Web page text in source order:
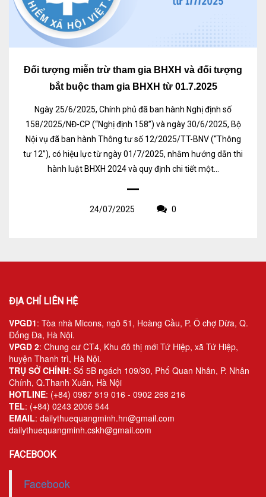
Đối tượng miễn trừ tham gia BHXH và đối tượng
bắt buộc tham gia BHXH từ 01.7.2025
Ngày 25/6/2025, Chính phủ đã ban hành Nghị định số
158/2025/NĐ-CP (“Nghị định 158”) và ngày 30/6/2025, Bộ
Nội vụ đã ban hành Thông tư số 12/2025/TT-BNV (“Thông
tư 12”), có hiệu lực từ ngày 01/7/2025, nhằm hướng dẫn thi
hành luật BHXH 2024 và quy định chi tiết một...
24/07/2025 0
ĐỊA CHỈ LIÊN HỆ
VPGD1: Tòa nhà Micons, ngõ 51, Hoàng Cầu, P. Ô chợ Dừa, Q.
Đống Đa, Hà Nội.
VPGD 2: Chung cư CT4, Khu đô thị mới Tứ Hiệp, xã Tứ Hiệp,
huyện Thanh trì, Hà Nội.
TRỤ SỞ CHÍNH: Số 5B ngách 109/30, Phố Quan Nhân, P. Nhân
Chính, Q.Thanh Xuân, Hà Nội
HOTLINE: (+84) 0987 519 016 - 0902 268 216
TEL: (+84) 0243 2006 544
EMAIL: dailythuequangminh.hn@gmail.com
dailythuequangminh.cskh@gmail.com
FACEBOOK
Facebook